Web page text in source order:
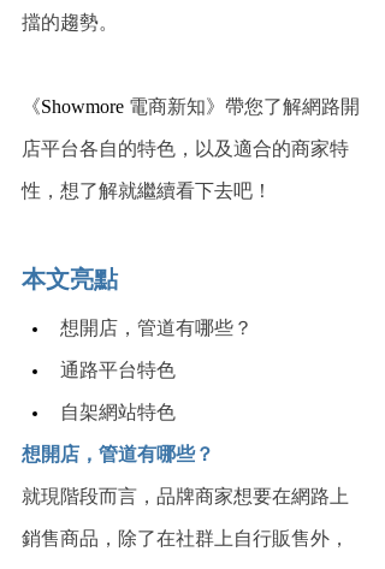
擋的趨勢。
《Showmore 電商新知》帶您了解網路開
店平台各自的特色，以及適合的商家特
性，想了解就繼續看下去吧！
本文亮點
想開店，管道有哪些？
通路平台特色
自架網站特色
想開店，管道有哪些？
就現階段而言，品牌商家想要在網路上
銷售商品，除了在社群上自行販售外，